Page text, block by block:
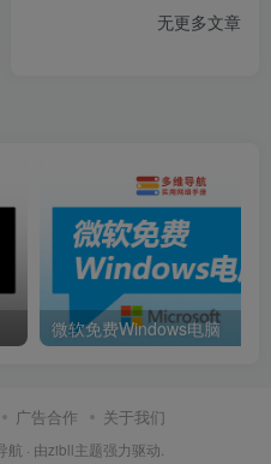
无更多文章
微软免费Windows电脑
广告合作 关于我们
航 · 由zibll主题强力驱动.